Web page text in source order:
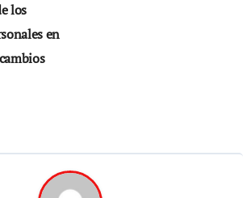
los
en